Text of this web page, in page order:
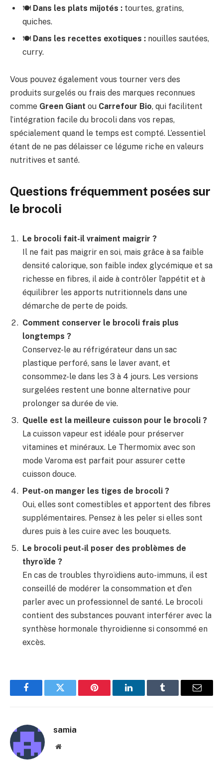
🍽️ Dans les plats mijotés : tourtes, gratins,
quiches.
🍽️ Dans les recettes exotiques : nouilles sautées,
curry.
Vous pouvez également vous tourner vers des
produits surgelés ou frais des marques reconnues
comme Green Giant ou Carrefour Bio, qui facilitent
l’intégration facile du brocoli dans vos repas,
spécialement quand le temps est compté. L’essentiel
étant de ne pas délaisser ce légume riche en valeurs
nutritives et santé.
Questions fréquemment posées sur
le brocoli
Le brocoli fait-il vraiment maigrir ?
Il ne fait pas maigrir en soi, mais grâce à sa faible
densité calorique, son faible index glycémique et sa
richesse en fibres, il aide à contrôler l’appétit et à
équilibrer les apports nutritionnels dans une
démarche de perte de poids.
Comment conserver le brocoli frais plus
longtemps ?
Conservez-le au réfrigérateur dans un sac
plastique perforé, sans le laver avant, et
consommez-le dans les 3 à 4 jours. Les versions
surgelées restent une bonne alternative pour
prolonger sa durée de vie.
Quelle est la meilleure cuisson pour le brocoli ?
La cuisson vapeur est idéale pour préserver
vitamines et minéraux. Le Thermomix avec son
mode Varoma est parfait pour assurer cette
cuisson douce.
Peut-on manger les tiges de brocoli ?
Oui, elles sont comestibles et apportent des fibres
supplémentaires. Pensez à les peler si elles sont
dures puis à les cuire avec les bouquets.
Le brocoli peut-il poser des problèmes de
thyroïde ?
En cas de troubles thyroïdiens auto-immuns, il est
conseillé de modérer la consommation et d’en
parler avec un professionnel de santé. Le brocoli
contient des substances pouvant interférer avec la
synthèse hormonale thyroidienne si consommé en
excès.
FacebookTwitter Pinterest LinkedInTumblr
E-
samia
Site